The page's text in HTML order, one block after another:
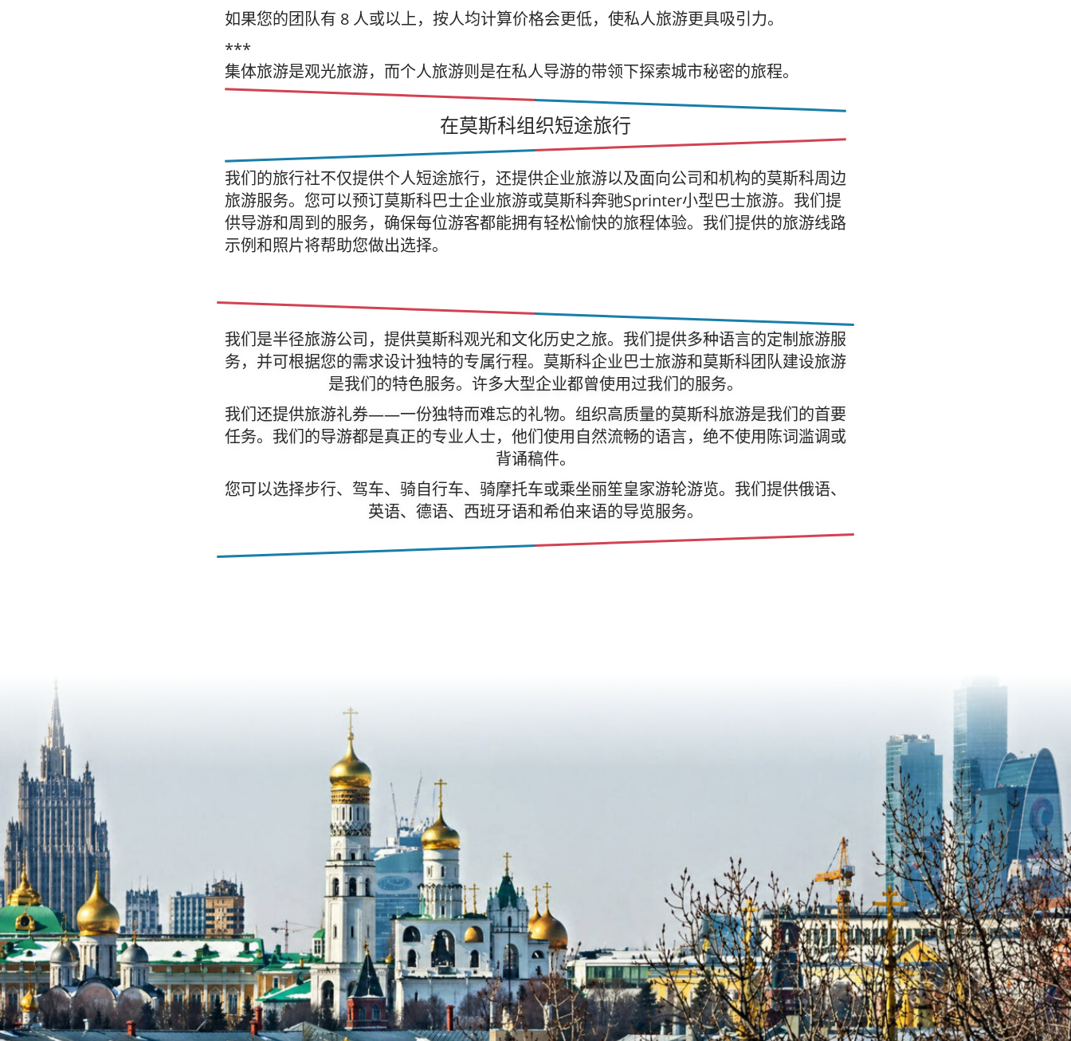
如果您的团队有 8 人或以上，按人均计算价格会更低，使私人旅游更具吸引力。
***
集体旅游是观光旅游，而个人旅游则是在私人导游的带领下探索城市秘密的旅程。
在莫斯科组织短途旅行
我们的旅行社不仅提供个人短途旅行，还提供企业旅游以及面向公司和机构的莫斯科周边
旅游服务。您可以预订莫斯科巴士企业旅游或莫斯科奔驰Sprinter小型巴士旅游。我们提
供导游和周到的服务，确保每位游客都能拥有轻松愉快的旅程体验。我们提供的旅游线路
示例和照片将帮助您做出选择。
我们是半径旅游公司，提供莫斯科观光和文化历史之旅。我们提供多种语言的定制旅游服
务，并可根据您的需求设计独特的专属行程。莫斯科企业巴士旅游和莫斯科团队建设旅游
是我们的特色服务。许多大型企业都曾使用过我们的服务。
我们还提供旅游礼券——一份独特而难忘的礼物。组织高质量的莫斯科旅游是我们的首要
任务。我们的导游都是真正的专业人士，他们使用自然流畅的语言，绝不使用陈词滥调或
背诵稿件。
您可以选择步行、驾车、骑自行车、骑摩托车或乘坐丽笙皇家游轮游览。我们提供俄语、
英语、德语、西班牙语和希伯来语的导览服务。